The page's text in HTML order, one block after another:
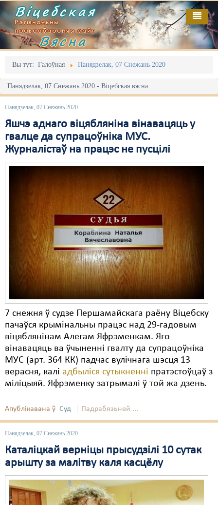
Віцебская
Рэгіянальны
праваабарончы сайт
Вясна
Вы тут: Галоўная Панядзелак, 07 Снежань 2020
Панядзелак, 07 Снежань 2020 - Віцебская вясна
Панядзелак, 07 Снежань 2020
Яшчэ аднаго віцябляніна вінавацяць у
гвалце да супрацоўніка МУС.
Журналістаў на працэс не пусцілі
7 снежня ў судзе Першамайскага раёну Віцебску
пачаўся крымінальны працэс над 29-гадовым
віцяблянінам Алегам Яфрэменкам. Яго
вінавацяць ва ўчыненні гвалту да супрацоўніка
МУС (арт. 364 КК) падчас вулічнага шэсця 13
верасня, калі адбыліся сутыкненні пратэстоўцаў з
міліцыяй. Яфрэменку затрымалі ў той жа дзень.
Апублікавана ў Суд Падрабязьней ...
Панядзелак, 07 Снежань 2020
Каталіцкай верніцы прысудзілі 10 сутак
арышту за малітву каля касцёлу
Галоўная
Адміністрацыйны перасьлед
Акцыі
Выбары
Грамадзянскія ініцыятывы
Дзяржава
Дыскрымінацыя
Затрыманьні
Карная псыхіятрыя
КПЧ ААН
Культурныя правы
Мігранты
Мірныя сходы
Палітвязьні
Праваабаронцы
Правы дзіцяці
Распальваньне варожасьці
Рознае
Свабода слова
Суд
Выданьні
Відэа
Пра нас
RSS